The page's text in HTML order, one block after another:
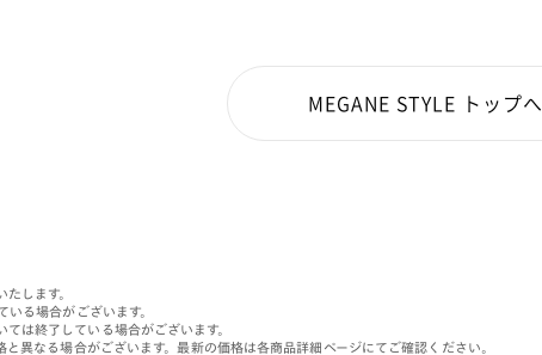
MEGANE STYLE トップへ
します。
る場合がございます。
は終了している場合がございます。
異なる場合がございます。最新の価格は各商品詳細ページにてご確認ください。